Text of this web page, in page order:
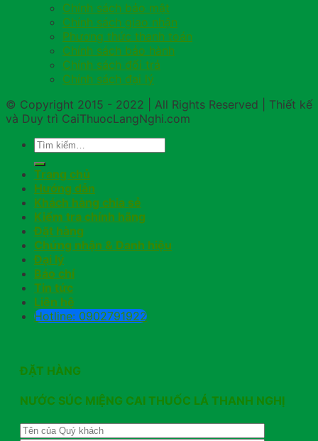
Chính sách bảo mật
Chính sách giao nhận
Phương thức thanh toán
Chính sách bảo hành
Chính sách đổi trả
Chính sách đại lý
© Copyright 2015 - 2022 | All Rights Reserved | Thiết kế
và Duy trì CaiThuocLangNghi.com
Trang chủ
Hướng dẫn
Khách hàng chia sẻ
Kiểm tra chính hãng
Đặt hàng
Chứng nhận & Danh hiệu
Đại lý
Báo chí
Tin tức
Liên hệ
Hotline: 0902791922
ĐẶT HÀNG
NƯỚC SÚC MIỆNG CAI THUỐC LÁ THANH NGHỊ